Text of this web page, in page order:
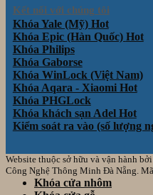
Kết nối với chúng tôi
Khóa Yale (Mỹ)
Khóa Epic (Hàn Quốc)
Khóa Philips
Khóa Gaborse
Khóa WinLock (Việt Nam)
Khóa Aqara - Xiaomi
Khóa PHGLock
Khóa khách sạn Adel
Kiểm soát ra vào (số lượng
Website thuộc sở hữu và vận hành
Công Nghệ Thông Minh Đà Nẵng.
Khóa cửa nhôm